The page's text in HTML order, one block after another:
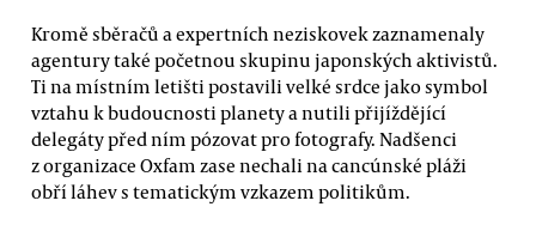
Kromě sběračů a expertních neziskovek zaznamenaly
agentury také početnou skupinu japonských aktivistů.
Ti na místním letišti postavili velké srdce jako symbol
vztahu k budoucnosti planety a nutili přijíždějící
delegáty před ním pózovat pro fotografy. Nadšenci
z organizace Oxfam zase nechali na cancúnské pláži
obří láhev s tematickým vzkazem politikům.